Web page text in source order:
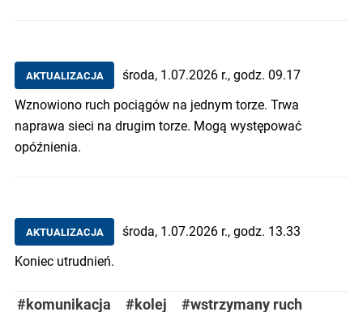
AKTUALIZACJA
środa, 1.07.2026 r., godz. 09.17
Wznowiono ruch pociągów na jednym torze. Trwa
naprawa sieci na drugim torze. Mogą występować
opóźnienia.
AKTUALIZACJA
środa, 1.07.2026 r., godz. 13.33
Koniec utrudnień.
#komunikacja #kolej #wstrzymany ruch